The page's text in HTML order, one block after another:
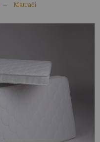
Matrači